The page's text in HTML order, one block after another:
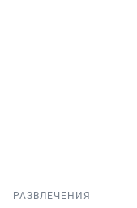
РАЗВЛЕЧЕНИЯ